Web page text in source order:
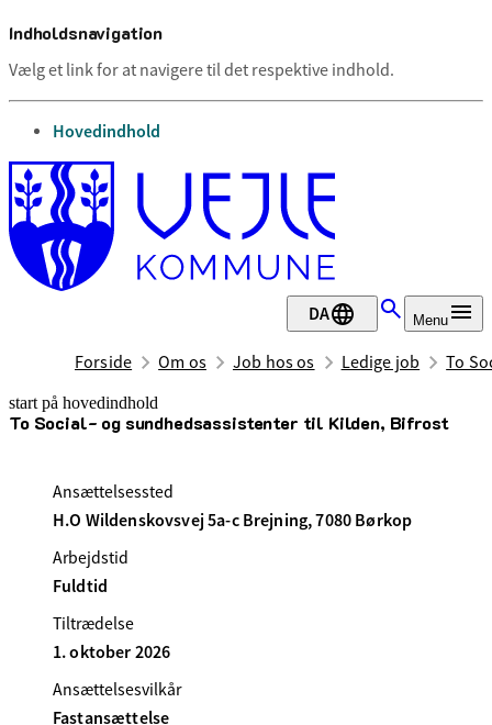
Indholdsnavigation
Vælg et link for at navigere til det respektive indhold.
gå til
Hovedindhold
DA Menu
Forside Om os Job hos os Ledige job To
start på hovedindhold
To Social- og sundhedsassistenter til Kilden, Bifrost
senest opdateret 23. juni 2026
Ansættelsessted
H.O Wildenskovsvej 5a-c Brejning, 7080 Børkop
Arbejdstid
Fuldtid
Tiltrædelse
1. oktober 2026
Ansættelsesvilkår
Fastansættelse